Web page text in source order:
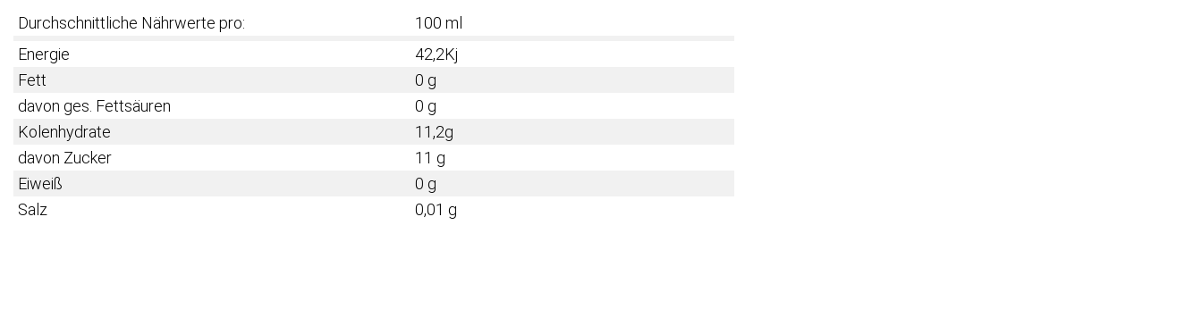
Durchschnittliche Nährwerte pro:
100 ml
Energie
42,2Kj
Fett
0 g
davon ges. Fettsäuren
0 g
Kolenhydrate
11,2g
davon Zucker
11 g
Eiweiß
0 g
Salz
0,01 g